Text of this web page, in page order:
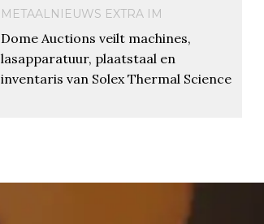
METAALNIEUWS EXTRA IM
Dome Auctions veilt machines,
lasapparatuur, plaatstaal en
inventaris van Solex Thermal Science